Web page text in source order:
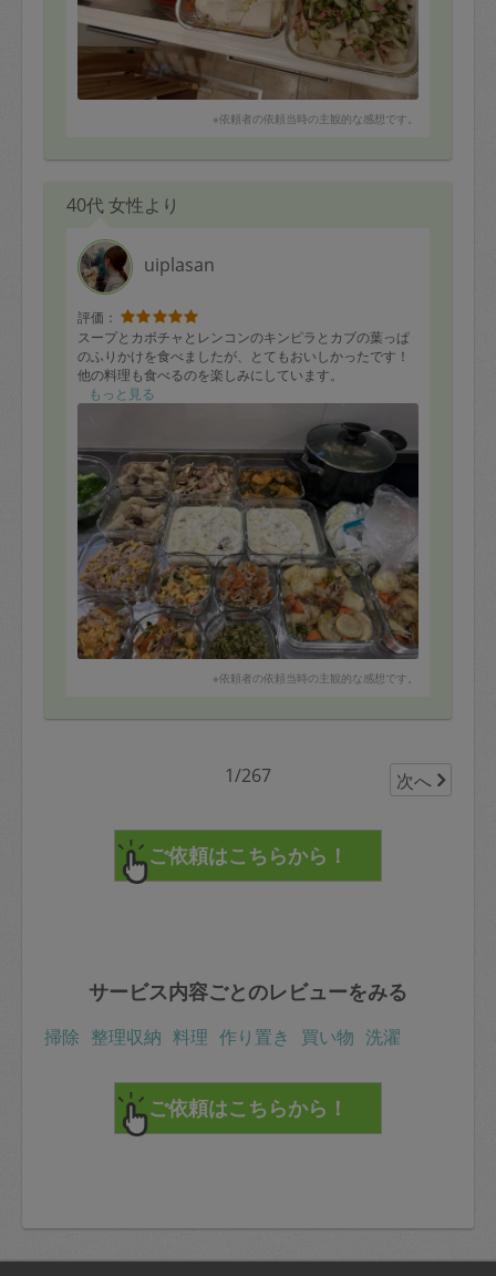
※依頼者の依頼当時の主観的な感想です。
40代 女性より
uiplasan
評価：
スープとカボチャとレンコンのキンピラとカブの葉っぱ
のふりかけを食べましたが、とてもおいしかったです！
他の料理も食べるのを楽しみにしています。
もっと見る
※依頼者の依頼当時の主観的な感想です。
1/267 次へ
サービス内容ごとのレビューをみる
掃除 整理収納 料理 作り置き 買い物 洗濯